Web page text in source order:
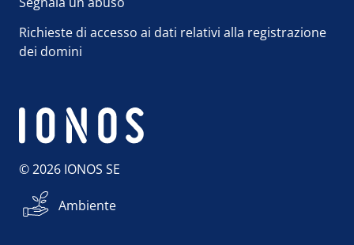
Richieste di accesso ai dati relativi alla registrazione
dei domini
© 2026 IONOS SE
Ambiente